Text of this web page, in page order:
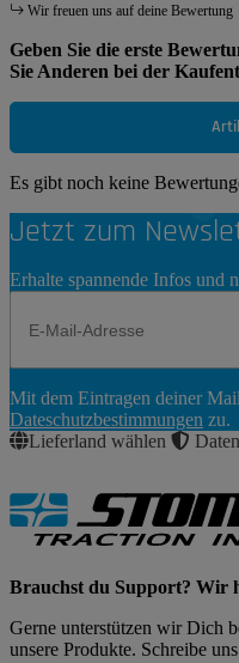
Wir freuen uns auf deine Bewertung
Geben Sie die erste
Sie Anderen bei der
Es gibt noch keine
Jetzt zum
Erhalte spannende Infos und
Abonnieren
Mit dem Eintragen deiner
Dateschutzbestimmungen zu.
Lieferland wählen
Brauchst du Support? Wir
Gerne unterstützen wir Dich
unsere Produkte. Schreibe